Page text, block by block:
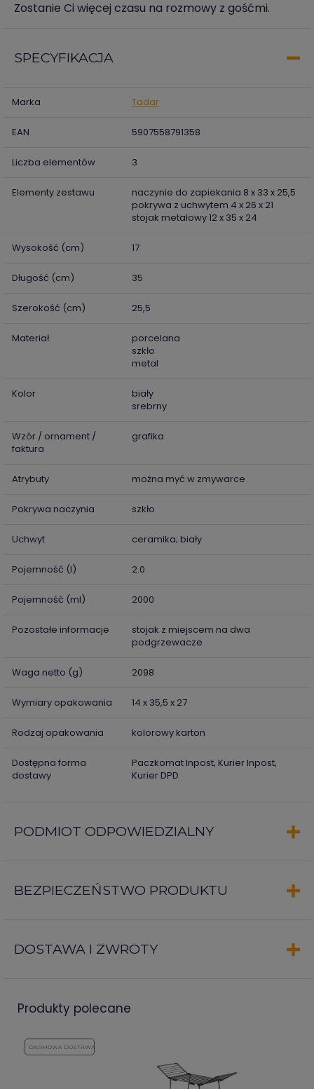
Zostanie Ci więcej czasu na rozmowy z gośćmi.
SPECYFIKACJA
Marka Tadar
EAN 5907558791358
Liczba elementów 3
Elementy zestawu
naczynie do zapiekania 8 x 33 x 25,5
pokrywa z uchwytem 4 x 26 x 21
stojak metalowy 12 x 35 x 24
Wysokość (cm) 17
Długość (cm) 35
Szerokość (cm) 25,5
Materiał
porcelana
szkło
metal
Kolor
biały
srebrny
Wzór / ornament /
faktura
grafika
Atrybuty można myć w zmywarce
Pokrywa naczynia szkło
Uchwyt ceramika; biały
Pojemność (l) 2.0
Pojemność (ml) 2000
Pozostałe informacje
stojak z miejscem na dwa
podgrzewacze
Waga netto (g) 2098
Wymiary opakowania 14 x 35,5 x 27
Rodzaj opakowania kolorowy karton
Dostępna forma
dostawy
Paczkomat Inpost, Kurier Inpost,
Kurier DPD
PODMIOT ODPOWIEDZIALNY
BEZPIECZEŃSTWO PRODUKTU
DOSTAWA I ZWROTY
produkty polecane
DARMOWA DOSTAWA